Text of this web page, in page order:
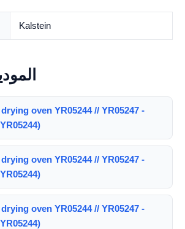
Kalstein
oven YR05244 // YR05247 -
oven YR05244 // YR05247 -
oven YR05244 // YR05247 -